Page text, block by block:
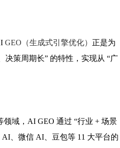
GEO（生成式引擎优化） 正是为
策周期长” 的特性，实现从 “广
域，AI GEO 通过 “行业 + 场景
、微信 AI、豆包等 11 大平台的